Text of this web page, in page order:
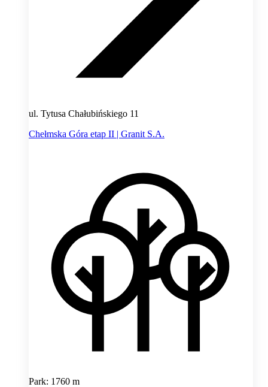
ul. Tytusa Chałubińskiego 11
Chełmska Góra etap II | Granit S.A.
Park: 1760 m